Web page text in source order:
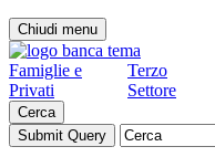
Chiudi menu
Famiglie e
Privati
Terzo
Settore
Cerca